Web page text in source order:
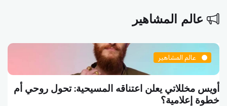
عالم المشاهير
عالم المشاهير
أويس مخللاتي يعلن اعتناقه المسيحية: تحول روحي أم
خطوة إعلامية؟